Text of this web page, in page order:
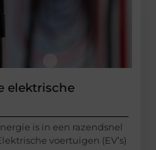
elektrische
is in een razendsnel
voertuigen (EV’s)